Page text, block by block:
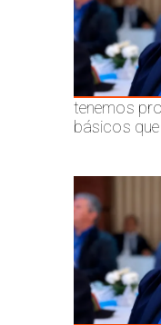
tenemos
básicos